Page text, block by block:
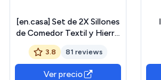
[en.casa] Set de 2X Sillones
de Comedor Textil y Hierro
- 70 x 60 x 60 cm - Color
Arena
3.8 81 reviews
Ver precio